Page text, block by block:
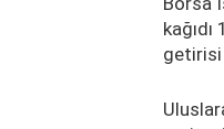
getirisi